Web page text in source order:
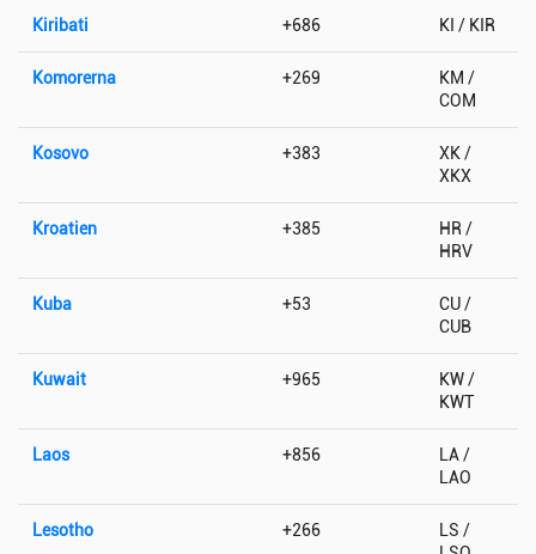
Kiribati +686 KI / KIR
Komorerna +269
KM /
COM
Kosovo +383
XK /
XKX
Kroatien +385
HR /
HRV
Kuba +53
CU /
CUB
Kuwait +965
KW /
KWT
Laos +856
LA /
LAO
Lesotho +266
LS /